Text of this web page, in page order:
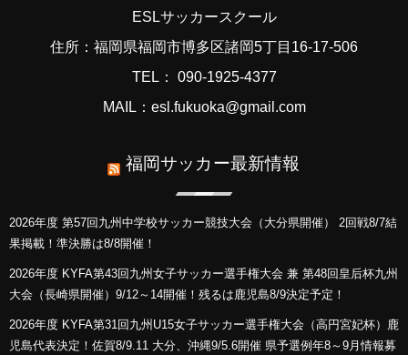
ESLサッカースクール
住所：福岡県福岡市博多区諸岡5丁目16-17-506
TEL： 090-1925-4377
MAIL：esl.fukuoka@gmail.com
福岡サッカー最新情報
2026年度 第57回九州中学校サッカー競技大会（大分県開催） 2回戦8/7結
果掲載！準決勝は8/8開催！
2026年度 KYFA第43回九州女子サッカー選手権大会 兼 第48回皇后杯九州
大会（長崎県開催）9/12～14開催！残るは鹿児島8/9決定予定！
2026年度 KYFA第31回九州U15女子サッカー選手権大会（高円宮妃杯）鹿
児島代表決定！佐賀8/9.11 大分、沖縄9/5.6開催 県予選例年8～9月情報募